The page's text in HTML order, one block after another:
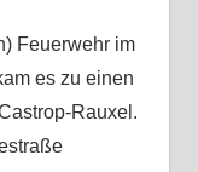
Feuerwehr im
es zu einen
Rauxel.